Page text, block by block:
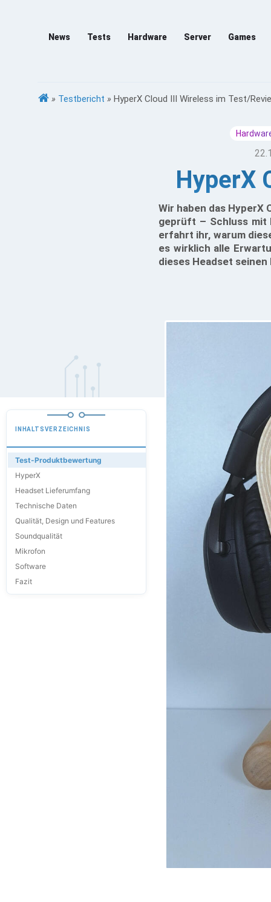
News Tests Hardware Server Games
» Testbericht » HyperX Cloud III Wireless im Test/
HyperX
Wir haben das
geprüft – Schluss mit
erfahrt ihr, warum
es wirklich alle
dieses Headset
INHALTSVERZEICHNIS
Test-Produktbewertung
HyperX
Headset Lieferumfang
Technische Daten
Qualität, Design und Features
Soundqualität
Mikrofon
Software
Fazit